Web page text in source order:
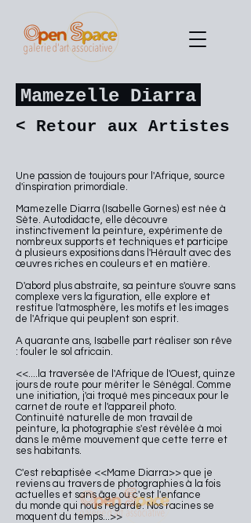
Mamezelle Diarra
< Retour aux Artistes
Une passion de toujours pour l'Afrique, source
d'inspiration primordiale.
Mamezelle Diarra (Isabelle Gornes) est née à
Sète. Autodidacte, elle découvre
instinctivement la peinture, expérimente de
nombreux supports et techniques et participe
à plusieurs expositions dans l'Hérault avec des
œuvres riches en couleurs et en matière.
D'abord plus abstraite, sa peinture s'ouvre sans
complexe vers la figuration, elle explore et
restitue l'atmosphère, les motifs et les images
de l'Afrique qui peuplent son esprit.
A quarante ans, Isabelle part réaliser son rêve
: fouler le sol africain.
<<....la traversée de l'Afrique de l'Ouest, quinze
jours de route pour mériter le Sénégal. Comme
une initiation, j'ai troqué mes pinceaux pour le
carnet de route et l'appareil photo.
Continuité naturelle de mon travail de
peinture, la photographie s'est révélée à moi
dans le même mouvement que cette terre et
ses habitants.
C'est rebaptisée <<Mame Diarra>> que je
reviens au travers de photographies à la fois
actuelles et sans âge ou c'est l'enfance
du monde qui nous regarde. Nos racines se
moquent du temps...>>